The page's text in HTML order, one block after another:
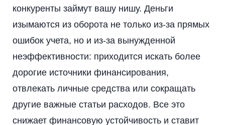
конкуренты займут вашу нишу. Деньги
изымаются из оборота не только из-за прямых
ошибок учета, но и из-за вынужденной
неэффективности: приходится искать более
дорогие источники финансирования,
отвлекать личные средства или сокращать
другие важные статьи расходов. Все это
снижает финансовую устойчивость и ставит